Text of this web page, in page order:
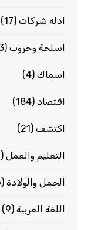
ادله شركات(17)
اسلحة وحروب(3)
اسماك(4)
اقتصاد(184)
اكتشف(21)
التعليم والعمل(29)
الحمل والولادة(116)
اللغة العربية(9)